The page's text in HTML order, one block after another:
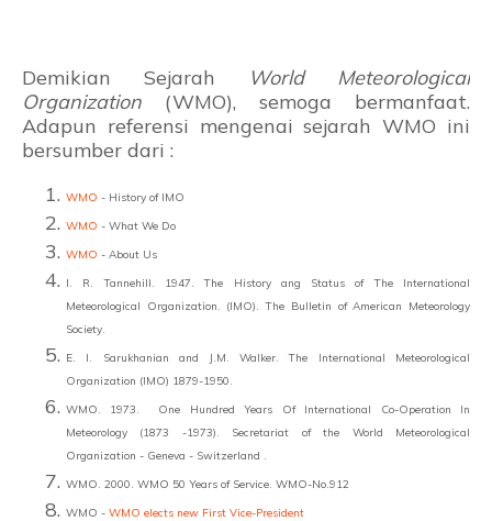
Demikian Sejarah
World Meteorological
Organization (WMO), semoga bermanfaat.
Adapun referensi mengenai sejarah WMO ini
bersumber dari :
WMO - History of IMO
WMO - What We Do
WMO - About Us
I. R. Tannehill. 1947. The History ang Status of The International
Meteorological Organization. (IMO). The Bulletin of American Meteorology
Society.
E. I. Sarukhanian and J.M. Walker. The International Meteorological
Organization (IMO) 1879-1950.
WMO. 1973. One Hundred Years Of International Co-Operation In
Meteorology (1873 -1973). Secretariat of the World Meteorological
Organization - Geneva - Switzerland .
WMO. 2000. WMO 50 Years of Service. WMO-No.912
WMO - WMO elects new First Vice-President